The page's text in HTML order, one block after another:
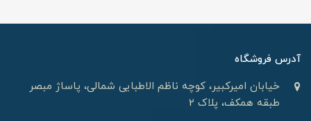
آدرس فروشگاه
خیابان امیرکبیر، کوچه ناظم الاطبایی شمالی، پاساژ مبصر
طبقه همکف، پلاک 2